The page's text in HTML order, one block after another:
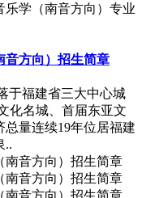
乐学（南音方向）专业
音方向）招生简章
于福建省三大中心城
化名城、首届东亚文
量连续19年位居福建
..